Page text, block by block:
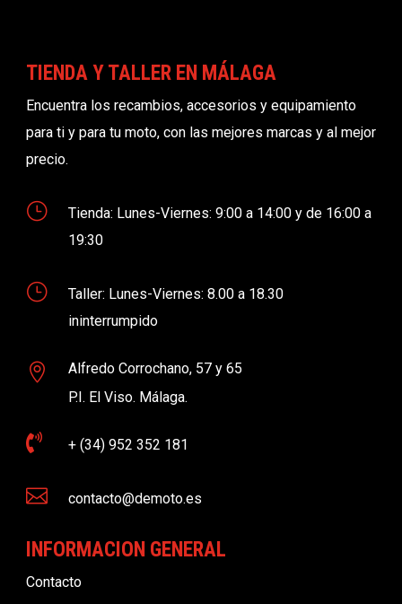
TIENDA Y TALLER EN MÁLAGA
Encuentra los recambios, accesorios y equipamiento
para ti y para tu moto, con las mejores marcas y al mejor
precio.
}
Tienda: Lunes-Viernes: 9:00 a 14:00 y de 16:00 a
19:30
}
Taller: Lunes-Viernes: 8.00 a 18.30
ininterrumpido

Alfredo Corrochano, 57 y 65
P.I. El Viso. Málaga.
 + (34) 952 352 181
 contacto@demoto.es
INFORMACION GENERAL
Contacto